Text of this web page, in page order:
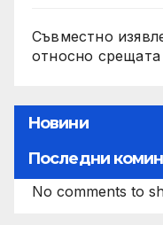
Съвместно
относно
Новини
Последни
No comments to